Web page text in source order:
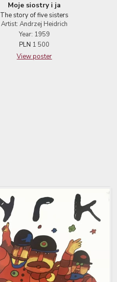
Moje siostry i ja
The story of five sisters
Artist: Andrzej Heidrich
Year: 1959
PLN 1 500
View poster